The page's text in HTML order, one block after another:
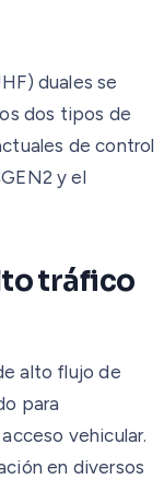
duales se
dos tipos de
de control
y el
tráfico
alto flujo de
para
vehicular.
en diversos